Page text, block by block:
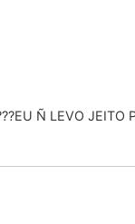
Ñ LEVO JEITO